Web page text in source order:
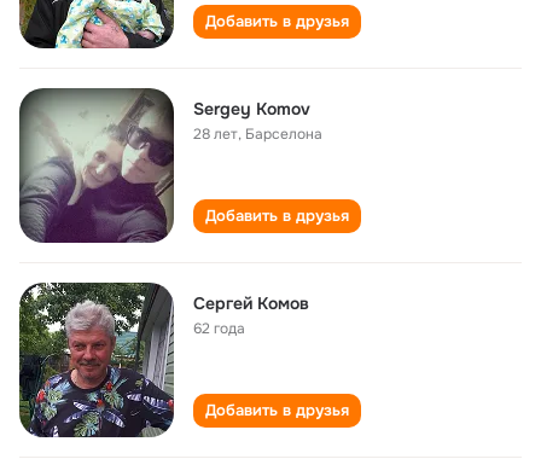
Добавить в друзья
Sergey Komov
28 лет, Барселона
Добавить в друзья
Сергей Комов
62 года
Добавить в друзья